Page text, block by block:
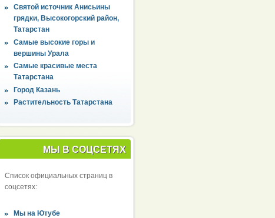
Святой источник Анисьины
грядки, Высокогорский район,
Татарстан
Самые высокие горы и
вершины Урала
Самые красивые места
Татарстана
Город Казань
Растительность Татарстана
МЫ В СОЦСЕТЯХ
Список официальных страниц в
соцсетях:
Мы на Ютубе